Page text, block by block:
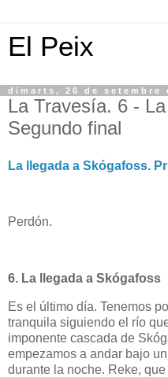
El Peix
dimarts, 26 de setembre
La Travesía. 6 -
Segundo final
La llegada a Skógafoss.
Perdón.
6. La llegada a Skógafoss
Es el último día. Tenemos
tranquila siguiendo el río
imponente cascada de
empezamos a andar bajo
durante la noche. Reke,